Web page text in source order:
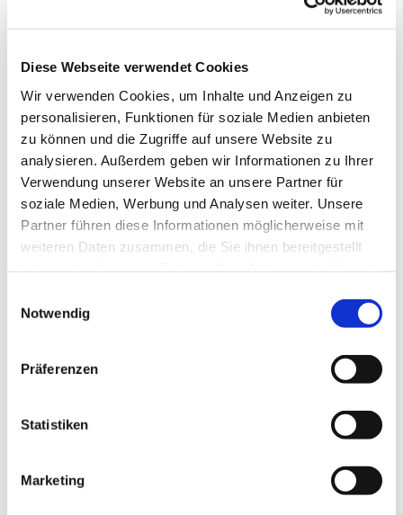
Diese Webseite verwendet Cookies
Wir verwenden Cookies, um Inhalte und Anzeigen zu
personalisieren, Funktionen für soziale Medien anbieten
zu können und die Zugriffe auf unsere Website zu
analysieren. Außerdem geben wir Informationen zu Ihrer
Verwendung unserer Website an unsere Partner für
soziale Medien, Werbung und Analysen weiter. Unsere
Partner führen diese Informationen möglicherweise mit
weiteren Daten zusammen, die Sie ihnen bereitgestellt
Notwendig
Präferenzen
Statistiken
Marketing
Die Anmeldung erfolgt über das Formular unter
diesem Text.
Sollte das Formular nicht sichtbar sein oder der
Hinweis „Die Begrenzung wurde erreicht“
erscheinen, können Sie sich gernhier auf die
Wartelisteeintragen:
ein ähnliches Angebot entsteht.